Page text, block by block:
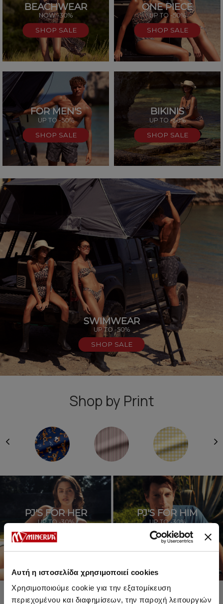
Αυτή η ιστοσελίδα χρησιμοποιεί cookies
Χρησιμοποιούμε cookie για την εξατομίκευση
περιεχομένου και διαφημίσεων, την παροχή λειτουργιών
BEACHWEAR
NOW -30%
SHOP SALE
ONE PIECE
UP TO -50%
SHOP SALE
FOR MEN'S
UP TO -50%
SHOP SALE
BIKINIS
UP TO -50%
SHOP SALE
SWIMWEAR
UP TO -50%
SHOP SALE
Shop by Print
PJ'S FOR HER
UP TO -30%
SHOP SALE
PJ'S FOR HIM
UP TO -30%
SHOP SALE